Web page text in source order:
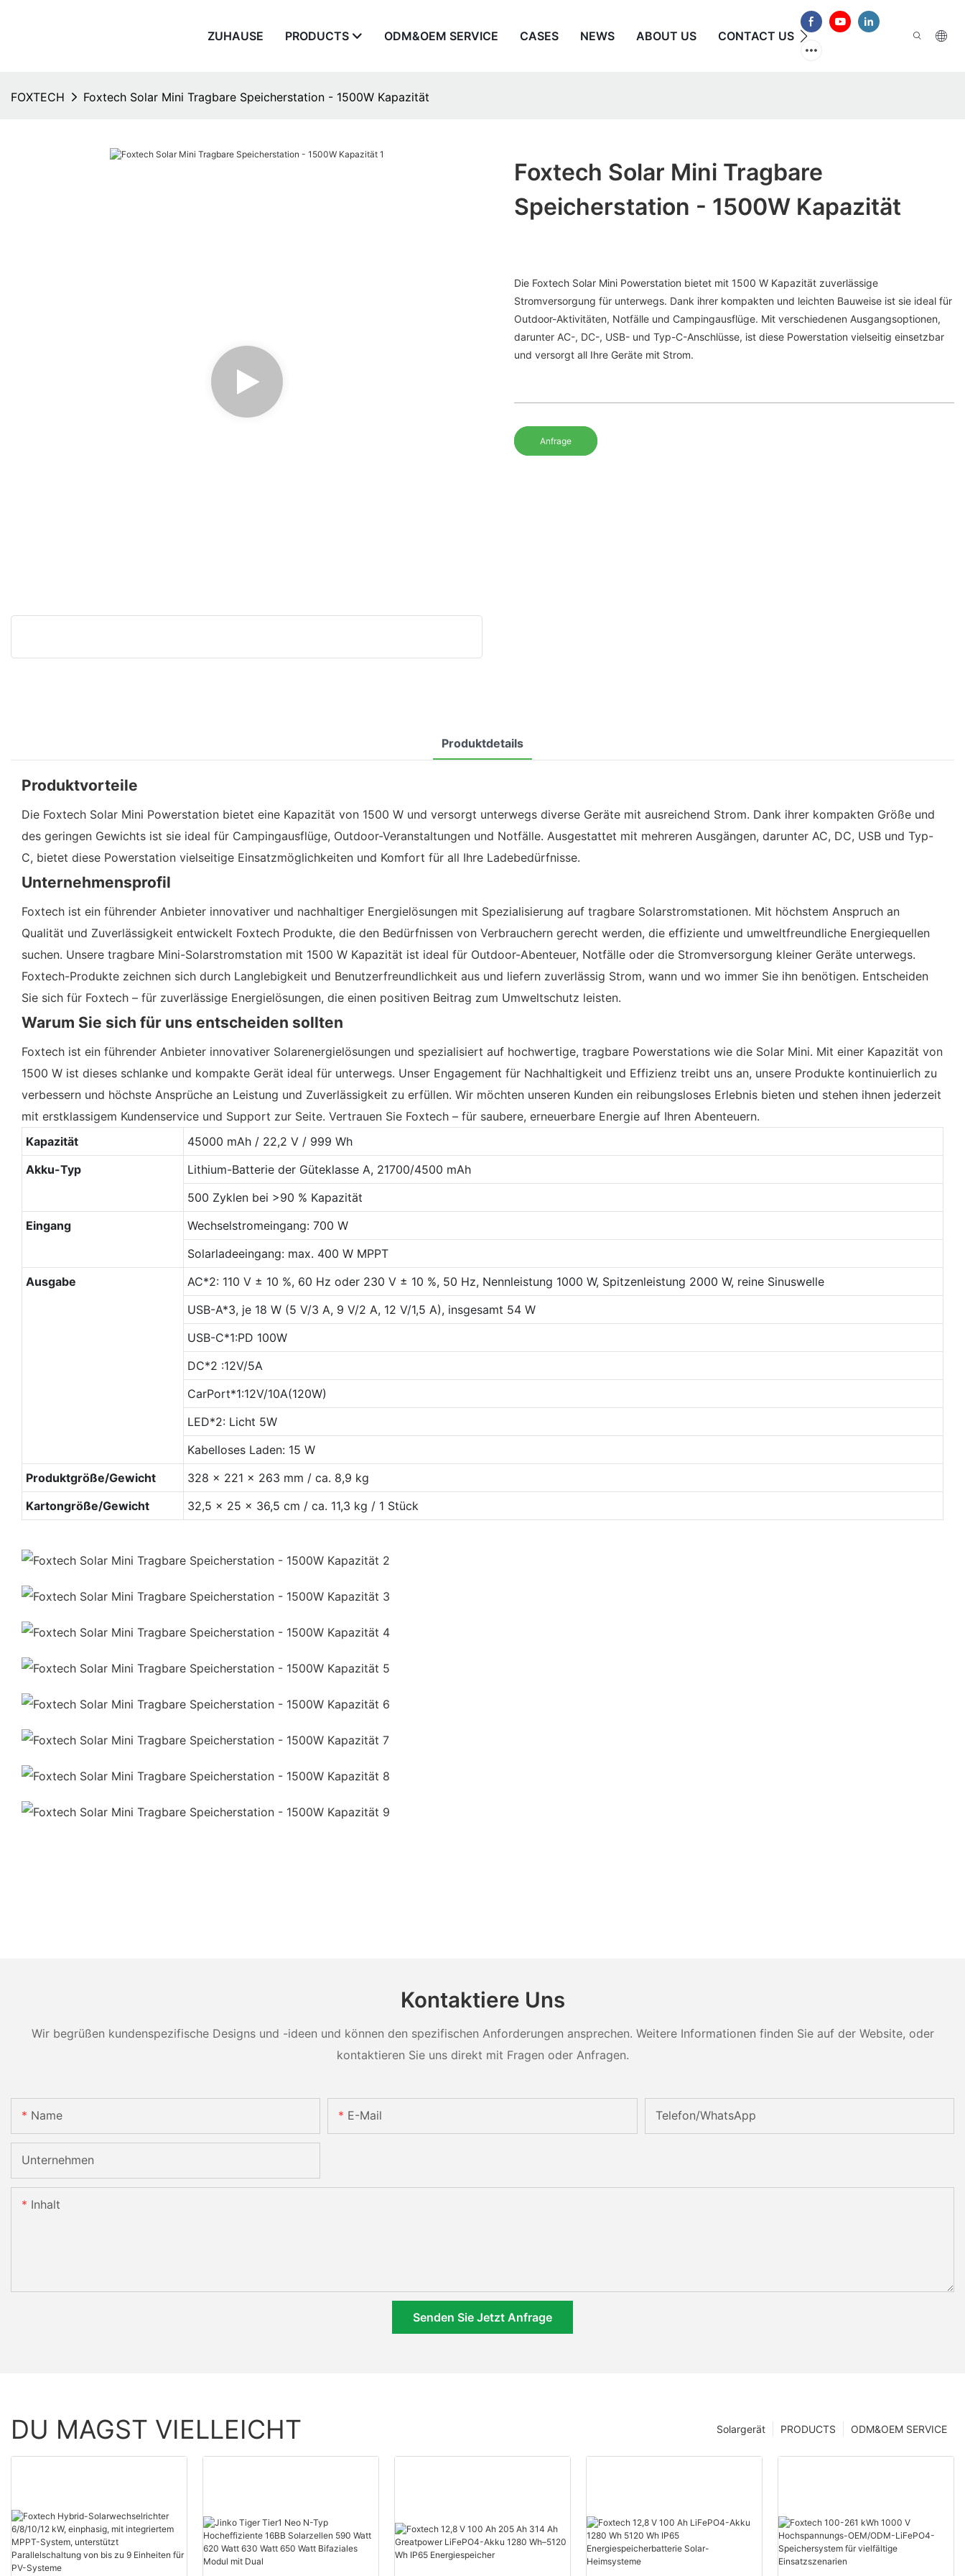
ZUHAUSE PRODUCTS ODM&OEM SERVICE CASES NEWS ABOUT US CONTACT US HÄUFIG GESTELLTE
FOXTECH Foxtech Solar Mini Tragbare Speicherstation - 1500W Kapazität
Foxtech Solar Mini Tragbare
Speicherstation - 1500W Kapazität
Die Foxtech Solar Mini Powerstation bietet mit 1500 W Kapazität zuverlässige
Stromversorgung für unterwegs. Dank ihrer kompakten und leichten Bauweise ist sie ideal für
Outdoor-Aktivitäten, Notfälle und Campingausflüge. Mit verschiedenen Ausgangsoptionen,
darunter AC-, DC-, USB- und Typ-C-Anschlüsse, ist diese Powerstation vielseitig einsetzbar
und versorgt all Ihre Geräte mit Strom.
Anfrage
Produktdetails
Produktvorteile
Die Foxtech Solar Mini Powerstation bietet eine Kapazität von 1500 W und versorgt unterwegs diverse Geräte mit ausreichend Strom. Dank ihrer kompakten Größe und
des geringen Gewichts ist sie ideal für Campingausflüge, Outdoor-Veranstaltungen und Notfälle. Ausgestattet mit mehreren Ausgängen, darunter AC, DC, USB und Typ-
C, bietet diese Powerstation vielseitige Einsatzmöglichkeiten und Komfort für all Ihre Ladebedürfnisse.
Unternehmensprofil
Foxtech ist ein führender Anbieter innovativer und nachhaltiger Energielösungen mit Spezialisierung auf tragbare Solarstromstationen. Mit höchstem Anspruch an
Qualität und Zuverlässigkeit entwickelt Foxtech Produkte, die den Bedürfnissen von Verbrauchern gerecht werden, die effiziente und umweltfreundliche Energiequellen
suchen. Unsere tragbare Mini-Solarstromstation mit 1500 W Kapazität ist ideal für Outdoor-Abenteuer, Notfälle oder die Stromversorgung kleiner Geräte unterwegs.
Foxtech-Produkte zeichnen sich durch Langlebigkeit und Benutzerfreundlichkeit aus und liefern zuverlässig Strom, wann und wo immer Sie ihn benötigen. Entscheiden
Sie sich für Foxtech – für zuverlässige Energielösungen, die einen positiven Beitrag zum Umweltschutz leisten.
Warum Sie sich für uns entscheiden sollten
Foxtech ist ein führender Anbieter innovativer Solarenergielösungen und spezialisiert auf hochwertige, tragbare Powerstations wie die Solar Mini. Mit einer Kapazität von
1500 W ist dieses schlanke und kompakte Gerät ideal für unterwegs. Unser Engagement für Nachhaltigkeit und Effizienz treibt uns an, unsere Produkte kontinuierlich zu
verbessern und höchste Ansprüche an Leistung und Zuverlässigkeit zu erfüllen. Wir möchten unseren Kunden ein reibungsloses Erlebnis bieten und stehen ihnen jederzeit
mit erstklassigem Kundenservice und Support zur Seite. Vertrauen Sie Foxtech – für saubere, erneuerbare Energie auf Ihren Abenteuern.
Kapazität
45000 mAh / 22,2 V / 999 Wh
Akku-Typ
Lithium-Batterie der Güteklasse A, 21700/4500 mAh
500 Zyklen bei >90 % Kapazität
Eingang
Wechselstromeingang: 700 W
Solarladeeingang: max. 400 W MPPT
Ausgabe
AC*2: 110 V ± 10 %, 60 Hz oder 230 V ± 10 %, 50 Hz, Nennleistung 1000 W, Spitzenleistung 2000 W, reine Sinuswelle
USB-A*3, je 18 W (5 V/3 A, 9 V/2 A, 12 V/1,5 A), insgesamt 54 W
USB-C*1:PD 100W
DC*2 :12V/5A
CarPort*1:12V/10A(120W)
LED*2: Licht 5W
Kabelloses Laden: 15 W
Produktgröße/Gewicht
328 x 221 x 263 mm / ca. 8,9 kg
Kartongröße/Gewicht
32,5 x 25 x 36,5 cm / ca. 11,3 kg / 1 Stück
Kontaktiere Uns
Wir begrüßen kundenspezifische Designs und -ideen und können den spezifischen Anforderungen ansprechen. Weitere Informationen finden Sie auf der Website, oder
kontaktieren Sie uns direkt mit Fragen oder Anfragen.
Name E-Mail Telefon/WhatsApp
Unternehmen
Inhalt
Senden Sie Jetzt Anfrage
DU MAGST VIELLEICHT ODM&OEM SERVICE
PRODUCTS
Solargerät